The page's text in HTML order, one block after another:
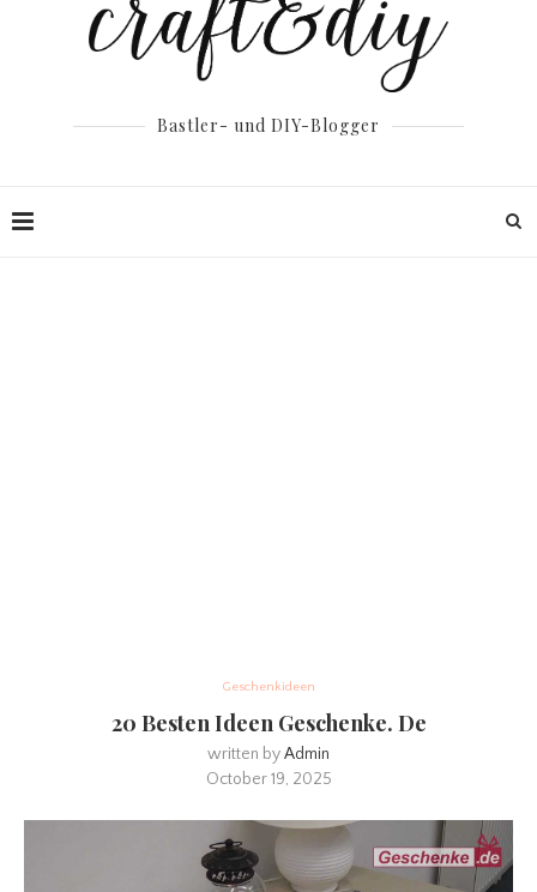
Bastler- und DIY-Blogger
Geschenkideen
20 Besten Ideen Geschenke. De
written byAdmin
October 19, 2025